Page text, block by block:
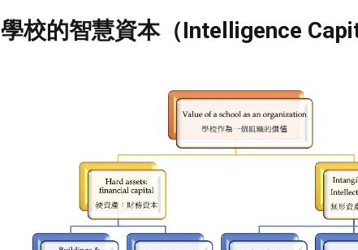
學校的智慧資本（Intelligence